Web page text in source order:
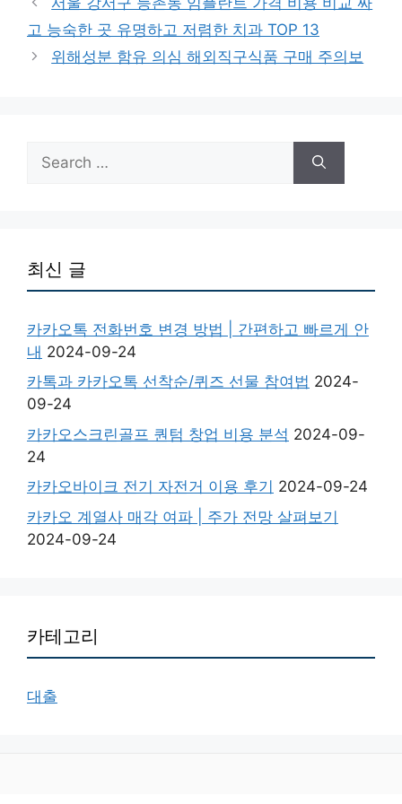
고 능숙한 곳 유명하고 저렴한 치과 TOP 13
위해성분 함유 의심 해외직구식품 구매 주의보
for:
최신 글
카카오톡 전화번호 변경 방법 | 간편하고 빠르게 안
내 2024-09-24
카톡과 카카오톡 선착순/퀴즈 선물 참여법 2024-
09-24
카카오스크린골프 퀀텀 창업 비용 분석 2024-09-
24
카카오바이크 전기 자전거 이용 후기 2024-09-24
카카오 계열사 매각 여파 | 주가 전망 살펴보기
2024-09-24
카테고리
대출